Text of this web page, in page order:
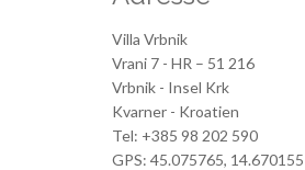
Villa Vrbnik
Vrani 7 - HR – 51 216
Vrbnik - Insel Krk
Kvarner - Kroatien
Tel: +385 98 202 590
GPS: 45.075765, 14.670155